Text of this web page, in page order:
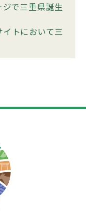
で三重県誕生
トにおいて三